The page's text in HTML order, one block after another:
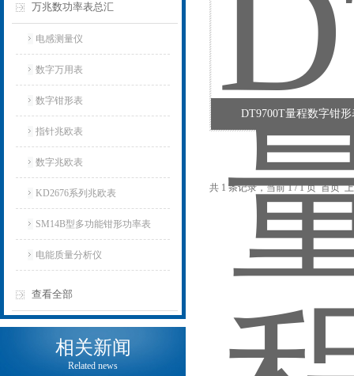
万兆数功率表总汇
电感测量仪
数字万用表
数字钳形表
指针兆欧表
数字兆欧表
KD2676系列兆欧表
SM14B型多功能钳形功率表
电能质量分析仪
查看全部
相关新闻
Related news
DT9700T量程数字钳
共 1 条记录，当前 1 / 1 页 首页